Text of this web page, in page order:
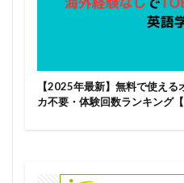
【2025年最新】無料で使え
カ不要・体験回数ランキング